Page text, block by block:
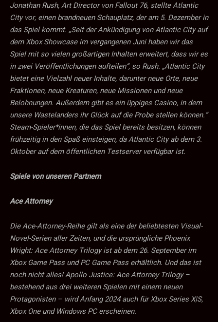
Jonathan Rush, Art Director von Fallout 76, stellte Atlantic
City vor, einen brandneuen Schauplatz, der am 5. Dezember in
das Spiel kommt. „Seit der Ankündigung von Atlantic City auf
dem Xbox Showcase im vergangenen Juni haben wir das
Spiel mit so vielen großartigen Inhalten erweitert, dass wir es
in zwei Veröffentlichungen aufteilen“, so Rush. „Atlantic City
bietet eine Vielzahl neuer Inhalte, darunter neue Orte, neue
Fraktionen, neue Kreaturen, neue Missionen und neue
Belohnungen. Außerdem gibt es ein üppiges Casino, in dem
unsere Wastelanders ihr Glück auf die Probe stellen können.“
Steam-Spieler*innen, die das Spiel bereits besitzen, können
frühzeitig in den Spaß einsteigen, da Atlantic City ab dem 3.
Oktober auf dem öffentlichen Testserver verfügbar ist.
Spiele von unseren Partnern
Ace Attorney
Die Ace-Attorney-Reihe gilt als eine der beliebtesten Visual-
Novel-Serien aller Zeiten, und die ursprüngliche Phoenix
Wright: Ace Attorney Trilogy ist ab dem 26. September im
Xbox Game Pass und PC Game Pass erhältlich. Und das ist
noch nicht alles! Apollo Justice: Ace Attorney Trilogy –
bestehend aus drei weiteren Spielen mit einem neuen
Protagonisten – wird Anfang 2024 auch für Xbox Series X|S,
Xbox One und Windows PC erscheinen.